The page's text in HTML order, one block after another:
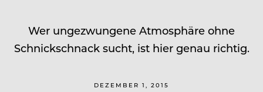
Wer ungezwungene Atmosphäre ohne
Schnickschnack sucht, ist hier genau richtig.
DEZEMBER 1, 2015